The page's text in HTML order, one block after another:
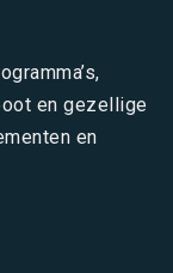
en gezellige
en